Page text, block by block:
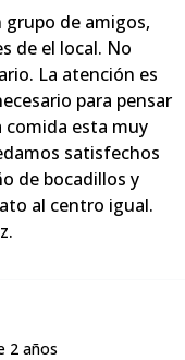
grupo de amigos,
de el local. No
La atención es
para pensar
comida esta muy
satisfechos
de bocadillos y
al centro igual.